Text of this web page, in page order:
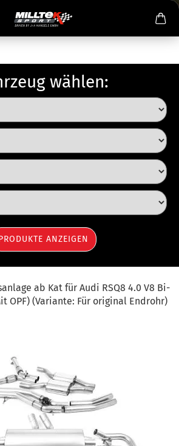
wählen:
ab Kat für Audi RSQ8 4.0 V8 Bi-
OPF) (Variante: Für original Endrohr)